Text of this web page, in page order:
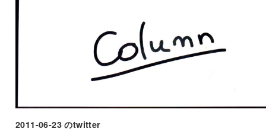
2011-06-23 のtwitter